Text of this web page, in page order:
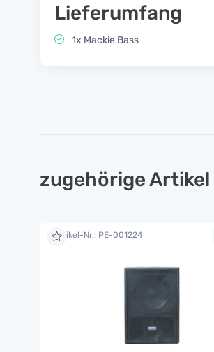
Lieferumfang
1x Mackie Bass
zugehörige
Artikel-Nr.: PE-001224